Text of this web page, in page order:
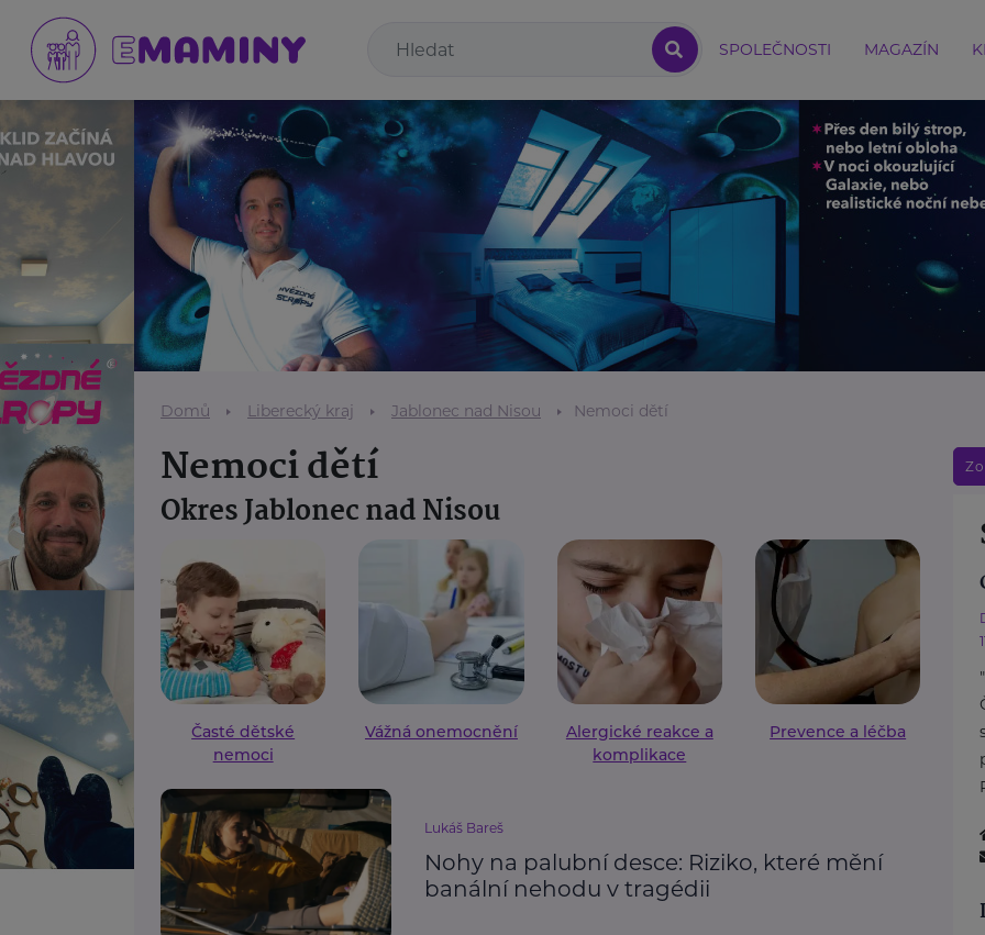
SPOLEČNOSTI MAGAZÍN
Domů Liberecký kraj Jablonec nad Nisou Nemoci dětí
Nemoci dětí
Okres Jablonec nad Nisou
Časté dětské
nemoci
Vážná onemocnění
Alergické reakce a
komplikace
Prevence a léčba
Lukáš Bareš
Nohy na palubní desce: Riziko, které mění
banální nehodu v tragédii